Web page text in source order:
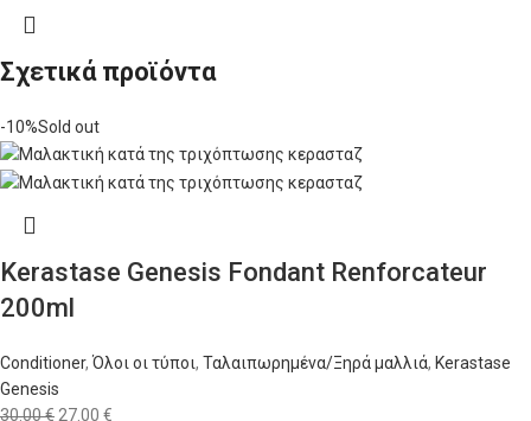
Σχετικά προϊόντα
-10%Sold out
Kerastase Genesis Fondant Renforcateur
200ml
Conditioner, Όλοι οι τύποι, Ταλαιπωρημένα/Ξηρά μαλλιά, Kerastase
Genesis
30.00€ 27.00 €